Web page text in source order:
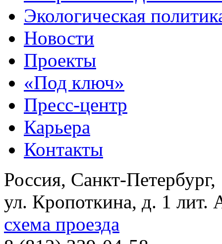
Экологическая
Новости
Проекты
«Под ключ»
Пресс-центр
Карьера
Контакты
Россия, Санкт-Петербург,
ул. Кропоткина, д. 1 лит.
схема проезда